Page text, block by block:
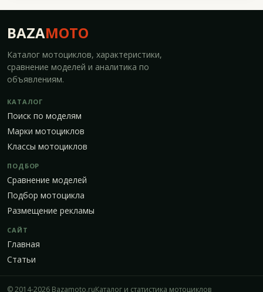
BAZAMOTO
Каталог мотоциклов, характеристики,
сравнение моделей и аналитика по
объявлениям.
КАТАЛОГ
Поиск по моделям
Марки мотоциклов
Классы мотоциклов
ПОДБОР
Сравнение моделей
Подбор мотоцикла
Размещение рекламы
САЙТ
Главная
Статьи
© 2014-2026 Bazamoto.ruКаталог и статистика мотоциклов